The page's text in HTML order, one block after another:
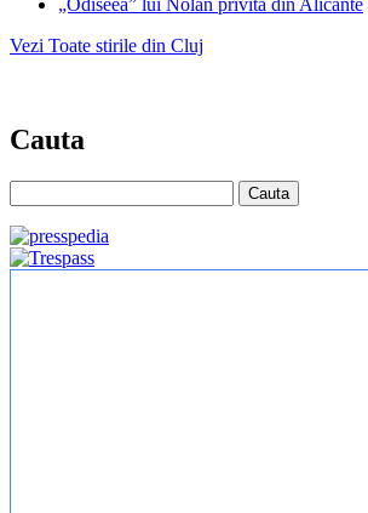
Vezi Toate stirile din Cluj
Cauta